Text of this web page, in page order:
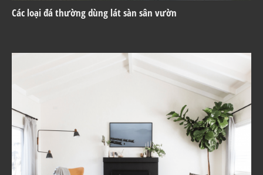
Các loại đá thường dùng lát sàn sân vườn